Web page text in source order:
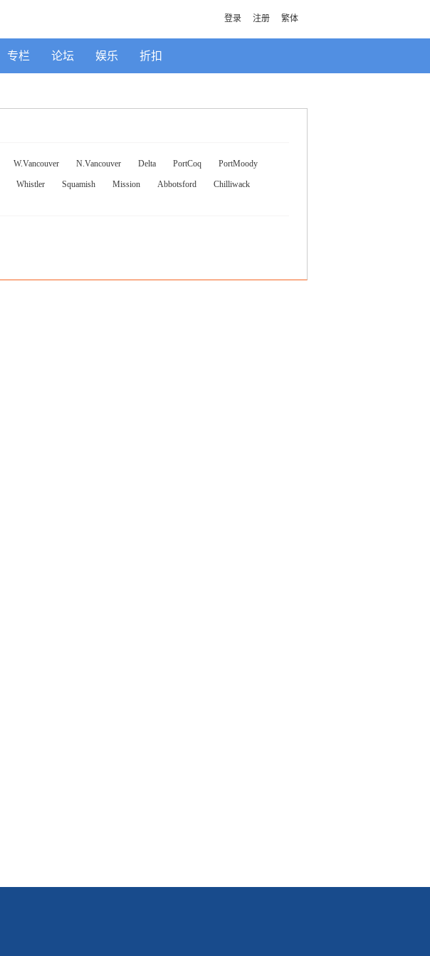
登录 注册 繁体
专栏 论坛 娱乐 折扣
W.Vancouver N.Vancouver Delta PortCoq PortMoody
Whistler Squamish Mission Abbotsford Chilliwack